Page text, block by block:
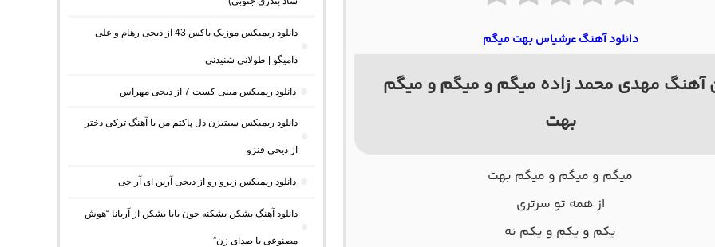
دانلود آهنگ عرشیاس بهت میگم
آهنگ مهدی محمد زاده میگم و میگم و میگم
بهت
میگم و میگم و میگم بهت
از همه تو سرتری
یکم و یکم و یکم نه
دانلود ریمیکس موزیک باکس 43 از دیجی رهام و علی
دامیگو | طولانی شنیدنی
دانلود ریمیکس مینی کست 7 از دیجی مهراس
دانلود ریمیکس سیتیزن دل پاکتم من با آهنگ ترکی دختر
از دیجی فنزو
دانلود ریمیکس زیرو رو از دیجی آرین ای آر جی
دانلود آهنگ بشکن بشکنه جون بابا بشکن از آریانا “هوش
مصنوعی با صدای زن”